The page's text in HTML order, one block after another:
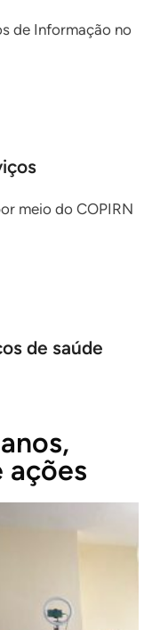
de Informação no
meio do COPIRN
de saúde
ações